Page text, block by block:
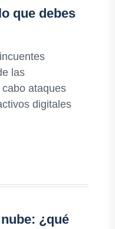
que debes
las
ataques
digitales
¿qué